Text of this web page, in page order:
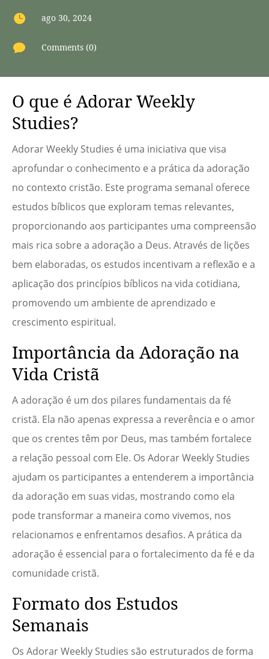
 ago 30, 2024
 Comments (0)
O que é Adorar Weekly
Studies?
Adorar Weekly Studies é uma iniciativa que visa
aprofundar o conhecimento e a prática da adoração
no contexto cristão. Este programa semanal oferece
estudos bíblicos que exploram temas relevantes,
proporcionando aos participantes uma compreensão
mais rica sobre a adoração a Deus. Através de lições
bem elaboradas, os estudos incentivam a reflexão e a
aplicação dos princípios bíblicos na vida cotidiana,
promovendo um ambiente de aprendizado e
crescimento espiritual.
Importância da Adoração na
Vida Cristã
A adoração é um dos pilares fundamentais da fé
cristã. Ela não apenas expressa a reverência e o amor
que os crentes têm por Deus, mas também fortalece
a relação pessoal com Ele. Os Adorar Weekly Studies
ajudam os participantes a entenderem a importância
da adoração em suas vidas, mostrando como ela
pode transformar a maneira como vivemos, nos
relacionamos e enfrentamos desafios. A prática da
adoração é essencial para o fortalecimento da fé e da
comunidade cristã.
Formato dos Estudos
Semanais
Os Adorar Weekly Studies são estruturados de forma